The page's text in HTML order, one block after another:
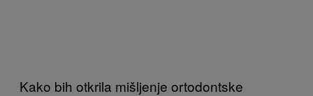
Kako bih otkrila mišljenje ortodontske